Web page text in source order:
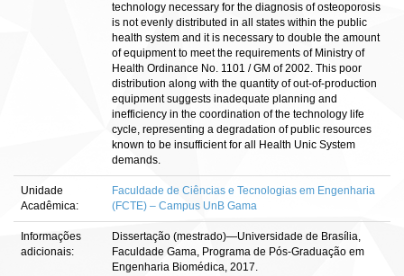
technology necessary for the diagnosis of osteoporosis
is not evenly distributed in all states within the public
health system and it is necessary to double the amount
of equipment to meet the requirements of Ministry of
Health Ordinance No. 1101 / GM of 2002. This poor
distribution along with the quantity of out-of-production
equipment suggests inadequate planning and
inefficiency in the coordination of the technology life
cycle, representing a degradation of public resources
known to be insufficient for all Health Unic System
demands.
Unidade
Acadêmica:
Faculdade de Ciências e Tecnologias em Engenharia
(FCTE) – Campus UnB Gama
Informações
adicionais:
Dissertação (mestrado)—Universidade de Brasília,
Faculdade Gama, Programa de Pós-Graduação em
Engenharia Biomédica, 2017.